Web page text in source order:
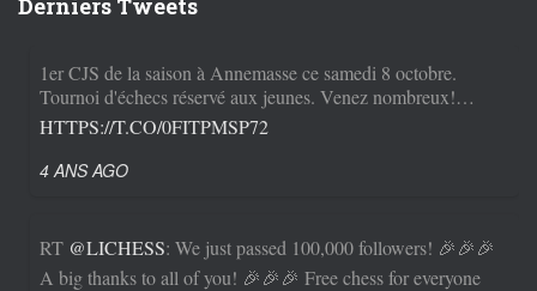
Derniers Tweets
1er CJS de la saison à Annemasse ce samedi 8 octobre.
Tournoi d'échecs réservé aux jeunes. Venez nombreux!…
HTTPS://T.CO/0FITPMSP72
4 ANS AGO
RT @LICHESS: We just passed 100,000 followers! 🎉🎉🎉
A big thanks to all of you! 🎉🎉🎉 Free chess for everyone